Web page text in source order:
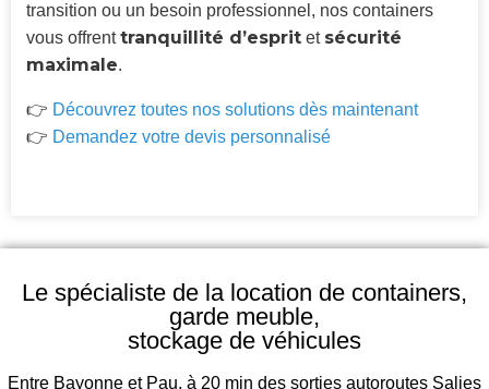
transition ou un besoin professionnel, nos containers
vous offrenttranquillité d’esprit et sécurité
maximale.
👉 Découvrez toutes nos solutions dès maintenant
👉 Demandez votre devis personnalisé
Le spécialiste de la location de containers,
garde meuble,
stockage de véhicules
Entre Bayonne et Pau, à 20 min des sorties autoroutes Salies